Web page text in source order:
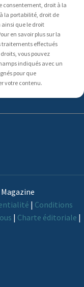
consentement, droit à la
la portabilité, droit de
ainsi que le droit
en savoir plus sur la
traitements effectués
vous pouvez
indiqués avec un
pour que
votre contenu.
| Conditions
| Charte éditoriale |